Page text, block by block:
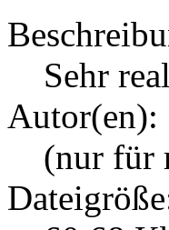
Sehr
Autor(en):
(nur für